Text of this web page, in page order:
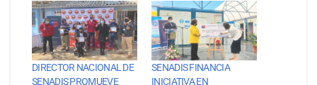
DIRECTOR NACIONAL DE
SENADIS PROMUEVE
SENADIS FINANCIA
INICIATIVA EN